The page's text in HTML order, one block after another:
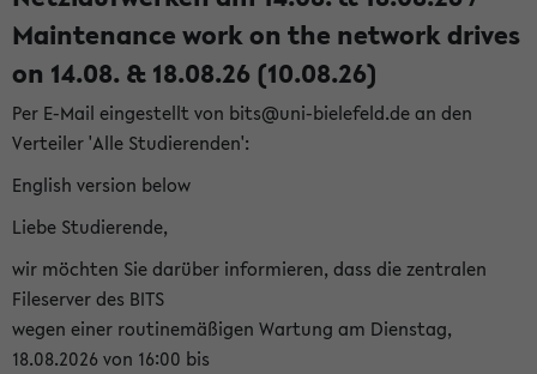
Maintenance work on the network drives
on 14.08. & 18.08.26 (10.08.26)
Per E-Mail eingestellt von bits@uni-bielefeld.de an den
Verteiler 'Alle Studierenden':
English version below
Liebe Studierende,
wir möchten Sie darüber informieren, dass die zentralen
Fileserver des BITS
wegen einer routinemäßigen Wartung am Dienstag,
18.08.2026 von 16:00 bis